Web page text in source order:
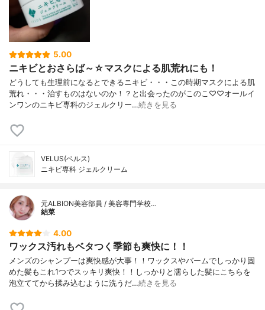
5.00
ニキビとおさらば～☆マスクによる肌荒れにも！
どうしても生理前になるとできるニキビ・・・この時期マスクによる肌
荒れ・・・治すものはないのか！？と出会ったのがこのこ♡♡オールイ
ンワンのニキビ専科のジェルクリー…続きを見る
VELUS(ベルス)
ニキビ専科 ジェルクリーム
元ALBION美容部員 / 美容専門学校…
結菜
4.00
ワックス汚れもベタつく季節も爽快に！！
メンズのシャンプーは爽快感が大事！！ワックスやバームでしっかり固
めた髪もこれ1つでスッキリ爽快！！しっかりと濡らした髪にこちらを
泡立ててから揉み込むように洗うだ…続きを見る